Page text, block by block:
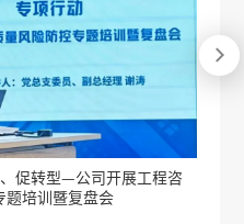
促转型—公司开展工程咨
题培训暨复盘会
